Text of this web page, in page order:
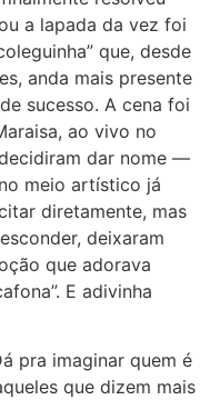
a lapada da vez foi
que, desde
anda mais presente
sucesso. A cena foi
ao vivo no
decidiram dar nome —
meio artístico já
diretamente, mas
deixaram
que adorava
E adivinha
pra imaginar quem é
que dizem mais